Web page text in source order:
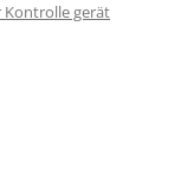
Kontrolle gerät